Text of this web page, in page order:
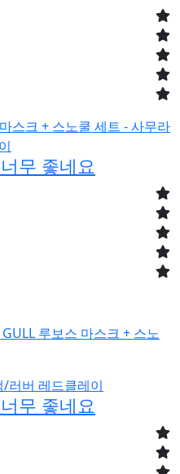
스크 + 스노쿨 세트 - 사무라
무 좋네요
루보스 마스크 + 스노
러버 레드클레이
무 좋네요